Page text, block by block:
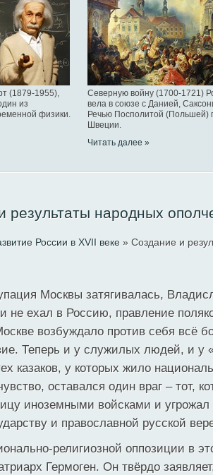
(1879-1955),
из
физики.
Северную войну (1700-1721)
вела в союзе с Данией,
Речью Посполитой (Польшей)
Швеции.
Читать далее »
результаты народных
России в XVII веке » Создание и
Москвы затягивалась,
не ехал в Россию, правление
возбуждало против себя всё
Теперь и у служилых людей, и у
казаков, у которых жило
оставался один враг – тот,
иноземными войсками и
и православной русской
религиозной оппозиции в
Гермоген. Он твёрдо